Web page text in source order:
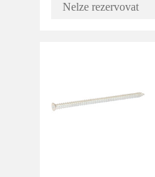
Nelze rezervovat